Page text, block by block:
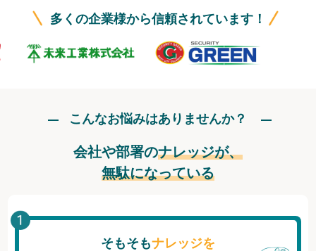
ログイン
多くの企業様から信頼されています！
こんなお悩みはありませんか？
会社や部署のナレッジが、
無駄になっている
そもそもナレッジを